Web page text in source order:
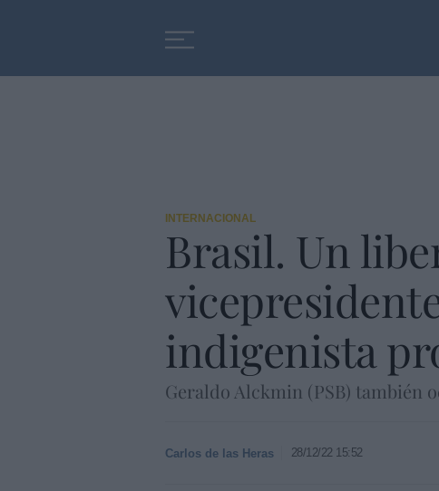
INTERNACIONAL
Brasil. Un
indigenista
Geraldo Alckmin (PSB) también
Carlos de las Heras 28/12/22 15:52